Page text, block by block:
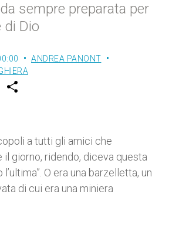
sempre preparata per
di Dio
ANDREA PANONT
w
r
a tutti gli amici che
il giorno, ridendo, diceva questa
O era una barzelletta, un
di cui era una miniera